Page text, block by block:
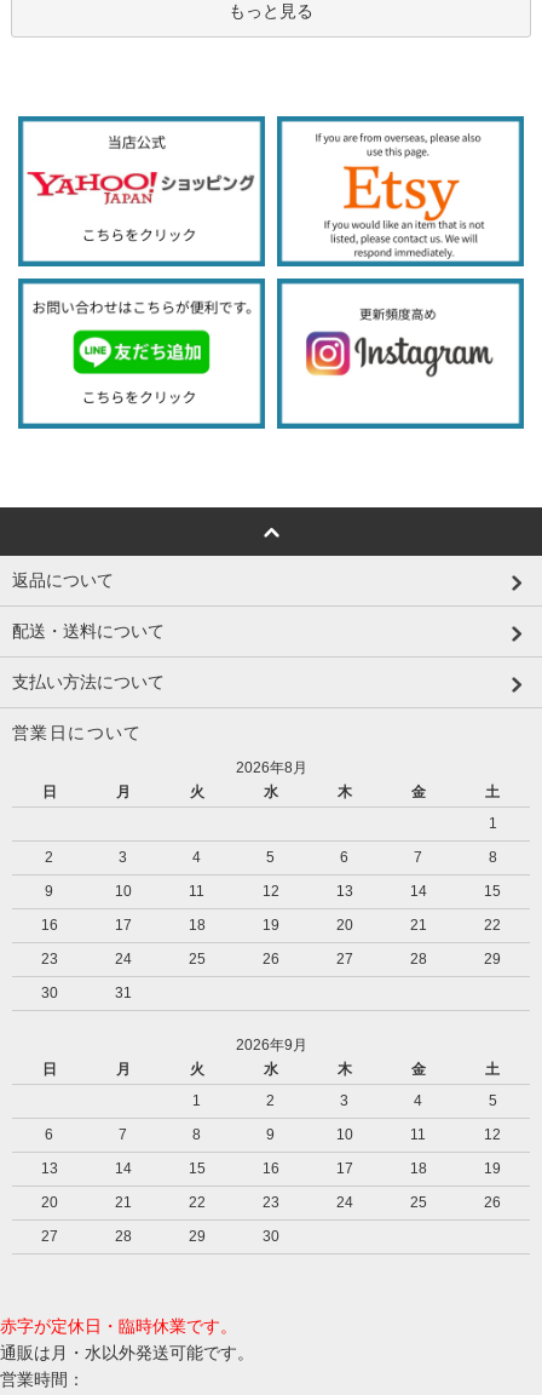
もっと見る
返品について
配送・送料について
支払い方法について
営業日について
2026年8月
日
月 火 水 木 金
土
1
2
3 4 5 6 7
8
9
10 11 12 13 14
15
16
17 18 19 20 21
22
23
24 25 26 27 28
29
30
31
2026年9月
日
月 火 水 木 金
土
1
2 3 4
5
6
7 8 9 10 11
12
13
14 15 16 17 18
19
20
21 22 23 24 25
26
27
28 29 30
赤字が定休日・臨時休業です。
通販は月・水以外発送可能です。
営業時間：